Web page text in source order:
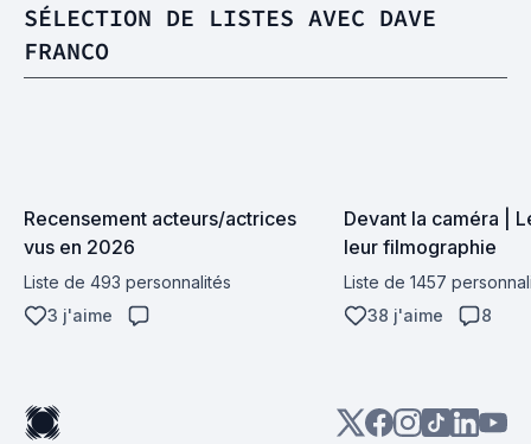
SÉLECTION DE LISTES AVEC DAVE
FRANCO
Recensement acteurs/actrices
vus en 2026
Liste de 493 personnalités
3 j'aime
Devant la caméra |
leur filmographie
Liste de 1457
38 j'aime
8